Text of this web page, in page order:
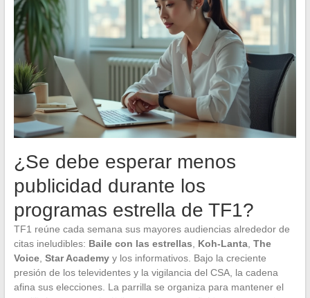
¿Se debe esperar menos
publicidad durante los
programas estrella de TF1?
TF1 reúne cada semana sus mayores audiencias alrededor de
citas ineludibles: Baile con las estrellas Koh-Lanta, The
Voice, Star Academyy los informativos. Bajo la creciente
presión de los televidentes y la vigilancia del CSA, la cadena
afina sus elecciones. La parrilla se organiza para mantener el